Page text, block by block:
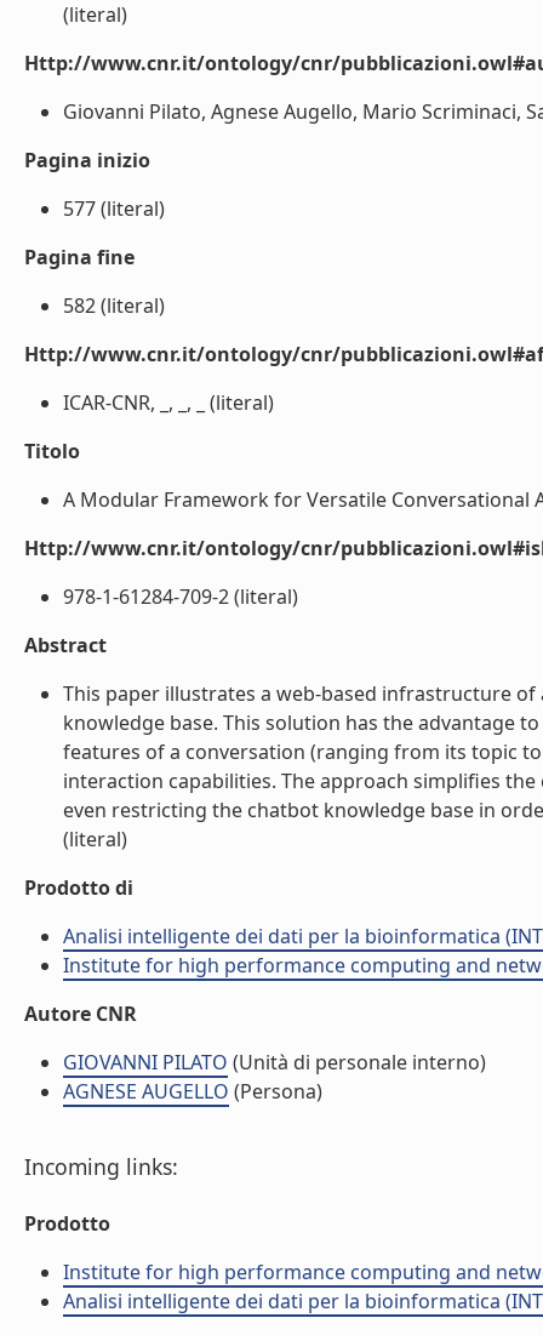
(literal)
Http://www.cnr.it/ontology/cnr/
Giovanni Pilato, Agnese Augello, Mario Scriminaci,
Pagina inizio
577 (literal)
Pagina fine
582 (literal)
Http://www.cnr.it/ontology/cnr/
ICAR-CNR, _, _, _ (literal)
Titolo
A Modular Framework for Versatile Conversational
Http://www.cnr.it/ontology/cnr/
978-1-61284-709-2 (literal)
Abstract
This paper illustrates a web-based infrastructure
knowledge base. This solution has the advantage
features of a conversation (ranging from its topic
interaction capabilities. The approach simplifies
even restricting the chatbot knowledge base in
(literal)
Prodotto di
Analisi intelligente dei dati per la bioinformatica
Institute for high performance computing and
Autore CNR
GIOVANNI PILATO (Unità di personale interno)
AGNESE AUGELLO (Persona)
Incoming links:
Prodotto
Institute for high performance computing and
Analisi intelligente dei dati per la bioinformatica